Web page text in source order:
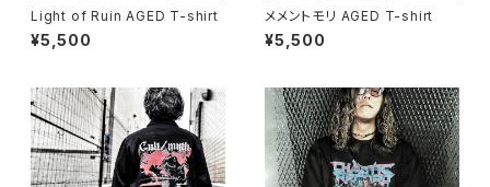
Light of Ruin AGED T-shirt
¥5,500
メメントモリ AGED T-shirt
¥5,500